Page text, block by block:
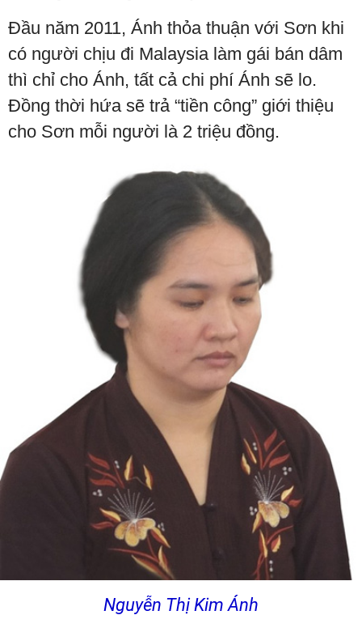
Đầu năm 2011, Ánh thỏa thuận với Sơn khi
có người chịu đi Malaysia làm gái bán dâm
thì chỉ cho Ánh, tất cả chi phí Ánh sẽ lo.
Đồng thời hứa sẽ trả “tiền công” giới thiệu
cho Sơn mỗi người là 2 triệu đồng.
Nguyễn Thị Kim Ánh